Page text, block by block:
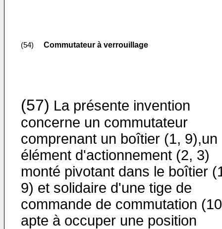
(54) Commutateur à verrouillage
(57) La présente invention
concerne un commutateur
comprenant un boîtier (1, 9),un
élément d'actionnement (2, 3)
monté pivotant dans le boîtier
9) et solidaire d'une tige de
commande de commutation
apte à occuper une position